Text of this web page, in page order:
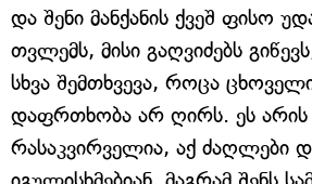
და შენი მანქანის ქვეშ ფისო
თვლემს, მისი გაღვიძებს
სხვა შემთხვევა, როცა
დაფრთხობა არ ღირს. ეს არის
რასაკვირველია, აქ ძაღლები